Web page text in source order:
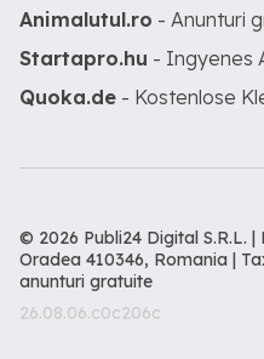
Animalutul.ro - Anunturi
Startapro.hu - Ingyenes
Quoka.de - Kostenlose
© 2026 Publi24 Digital S.R.L.
Oradea 410346, Romania |
anunturi gratuite
26.08.06.c0c206c